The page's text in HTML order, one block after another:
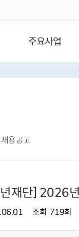
주요사업
채용공고
재단] 2026
조회 719회